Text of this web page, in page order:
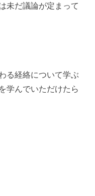
未だ議論が定まって
る経絡について学ぶ
学んでいただけたら